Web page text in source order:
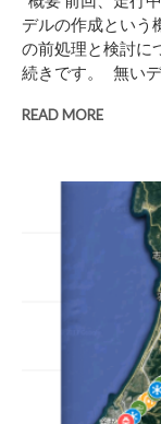
デルの作成という
の前処理と検討に
続きです。 無い
READ MORE